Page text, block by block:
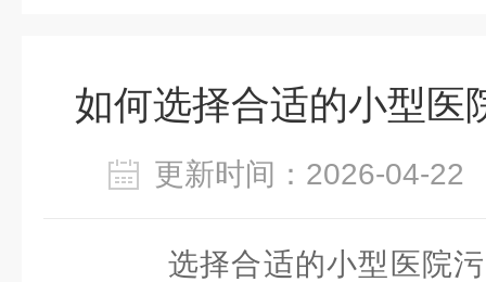
如何选择合适的小型医
更新时间：2026-04-
选择合适的小型医院污